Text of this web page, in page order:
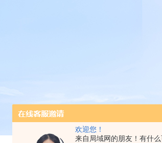
欢迎您！
来自局域网的朋友！有什